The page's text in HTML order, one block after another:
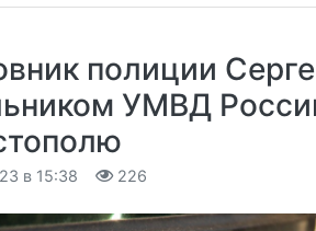
полиции
УМВД
в 15:38 226